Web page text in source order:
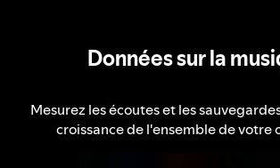
Données sur la
Mesurez les écoutes et les
croissance de l'ensemble de votre